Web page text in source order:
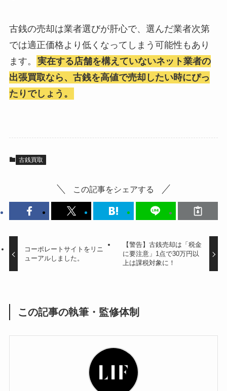
古銭の売却は業者選びが肝心で、選んだ業者次第
では適正価格より低くなってしまう可能性もあり
ます。
実在する店舗を構えていないネット業者の
出張買取なら、古銭を高値で売却したい時にぴっ
たりでしょう。
古銭買取
この記事をシェアする
コーポレートサイトをリニ
ューアルしました。
【警告】古銭売却は「税金
に要注意」1点で30万円以
上は課税対象に！
この記事の執筆・監修体制